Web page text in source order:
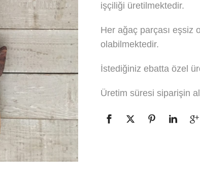
işçiliği üretilmektedir.
Her ağaç parçası eşsiz
olabilmektedir.
İstediğiniz ebatta özel
Üretim süresi siparişin